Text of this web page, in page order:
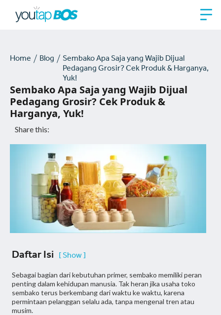
Home Blog
Sembako Apa Saja yang Wajib Dijual
Pedagang Grosir? Cek Produk & Harganya,
Yuk!
Sembako Apa Saja yang Wajib Dijual
Pedagang Grosir? Cek Produk &
Harganya, Yuk!
Share this:
Daftar Isi [ Show ]
Sebagai bagian dari kebutuhan primer, sembako memiliki peran
penting dalam kehidupan manusia. Tak heran jika usaha toko
sembako terus berkembang dari waktu ke waktu, karena
permintaan pelanggan selalu ada, tanpa mengenal tren atau
musim.